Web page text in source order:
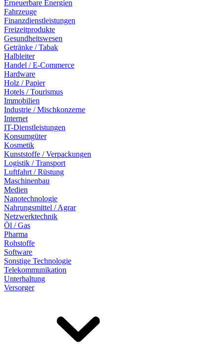
Erneuerbare Energien
Fahrzeuge
Finanzdienstleistungen
Freizeitprodukte
Gesundheitswesen
Getränke / Tabak
Halbleiter
Handel / E-Commerce
Hardware
Holz / Papier
Hotels / Tourismus
Immobilien
Industrie / Mischkonzerne
Internet
IT-Dienstleistungen
Konsumgüter
Kosmetik
Kunststoffe / Verpackungen
Logistik / Transport
Luftfahrt / Rüstung
Maschinenbau
Medien
Nanotechnologie
Nahrungsmittel / Agrar
Netzwerktechnik
Öl / Gas
Pharma
Rohstoffe
Software
Sonstige Technologie
Telekommunikation
Unterhaltung
Versorger